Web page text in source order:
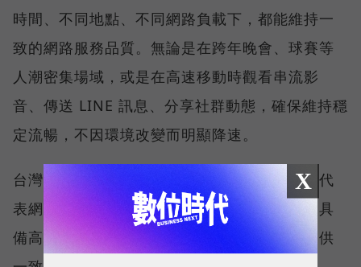
時間、不同地點、不同網路負載下，都能維持一
致的網路服務品質。無論是在跨年晚會、球賽等
人潮密集場域，或是在高速移動時觀看串流影
音、傳送 LINE 訊息、分享社群動態，確保維持穩
定流暢，不因環境改變而明顯降速。
台灣大哥大能同時拿下這兩項全台第一，不僅代
表網路速度表現優異，更證明其網路基礎建設具
備高度穩定性與韌性，能在各種使用情境下提供
X